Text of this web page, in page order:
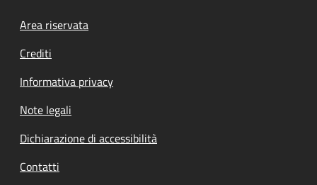
Footer menu
Area riservata
Crediti
Informativa privacy
Note legali
Dichiarazione di accessibilità
Contatti